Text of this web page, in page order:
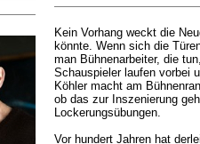
Kein Vorhang weckt die
könnte. Wenn sich die
man Bühnenarbeiter, die
Schauspieler laufen vorbei
Köhler macht am
ob das zur Inszenierung
Lockerungsübungen.
Vor hundert Jahren hat